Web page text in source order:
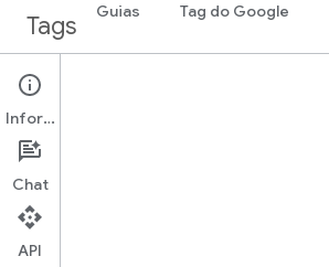
Tags Guias Tag do Google
Tag Manager
Conceitos e práticas recomendadas
Informações
Chat
API